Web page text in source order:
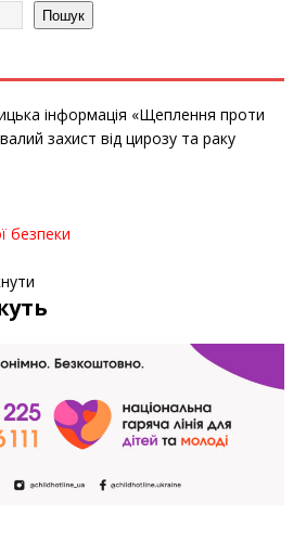
Пошук
інформація «Щеплення проти
захист від цирозу та раку
безпеки